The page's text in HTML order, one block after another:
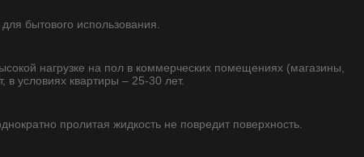
бытового использования.
нагрузке на пол в коммерческих помещениях (магазины,
в условиях квартиры – 25-30 лет.
пролитая жидкость не повредит поверхность.